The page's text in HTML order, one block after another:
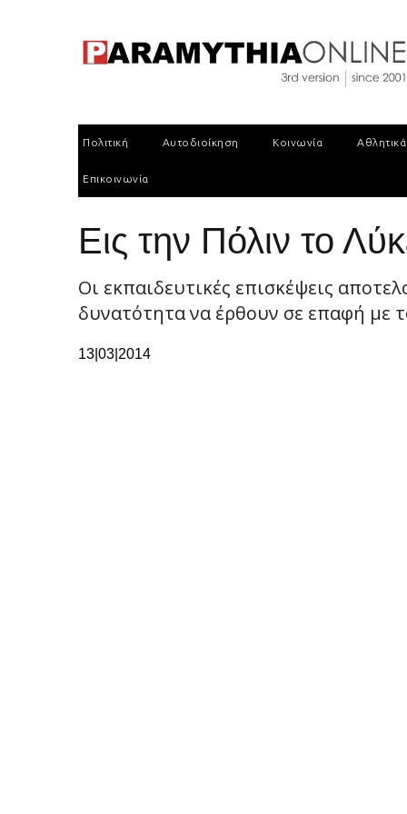
Πολιτική Αυτοδιοίκηση Κοινωνία Αθλητικά
Επικοινωνία
Εις την Πόλιν το
Οι εκπαιδευτικές επισκέψεις
δυνατότητα να έρθουν σε επαφή με
13|03|2014